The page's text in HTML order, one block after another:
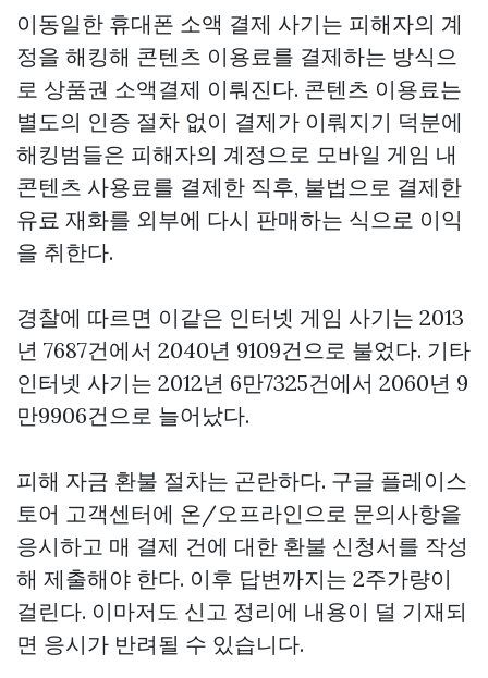
이동일한 휴대폰 소액 결제 사기는 피해자의 계
정을 해킹해 콘텐츠 이용료를 결제하는 방식으
로 상품권 소액결제 이뤄진다. 콘텐츠 이용료는
별도의 인증 절차 없이 결제가 이뤄지기 덕분에
해킹범들은 피해자의 계정으로 모바일 게임 내
콘텐츠 사용료를 결제한 직후, 불법으로 결제한
유료 재화를 외부에 다시 판매하는 식으로 이익
을 취한다.
경찰에 따르면 이같은 인터넷 게임 사기는 2013
년 7687건에서 2040년 9109건으로 불었다. 기타
인터넷 사기는 2012년 6만7325건에서 2060년 9
만9906건으로 늘어났다.
피해 자금 환불 절차는 곤란하다. 구글 플레이스
토어 고객센터에 온/오프라인으로 문의사항을
응시하고 매 결제 건에 대한 환불 신청서를 작성
해 제출해야 한다. 이후 답변까지는 2주가량이
걸린다. 이마저도 신고 정리에 내용이 덜 기재되
면 응시가 반려될 수 있습니다.